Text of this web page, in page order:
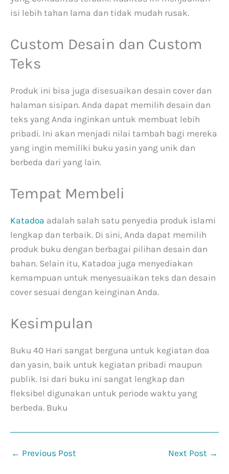
isi lebih tahan lama dan tidak mudah rusak.
Custom Desain dan Custom
Teks
Produk ini bisa juga disesuaikan desain cover dan
halaman sisipan. Anda dapat memilih desain dan
teks yang Anda inginkan untuk membuat lebih
pribadi. Ini akan menjadi nilai tambah bagi mereka
yang ingin memiliki buku yasin yang unik dan
berbeda dari yang lain.
Tempat Membeli
Katadoa adalah salah satu penyedia produk islami
lengkap dan terbaik. Di sini, Anda dapat memilih
produk buku dengan berbagai pilihan desain dan
bahan. Selain itu, Katadoa juga menyediakan
kemampuan untuk menyesuaikan teks dan desain
cover sesuai dengan keinginan Anda.
Kesimpulan
Buku 40 Hari sangat berguna untuk kegiatan doa
dan yasin, baik untuk kegiatan pribadi maupun
publik. Isi dari buku ini sangat lengkap dan
fleksibel digunakan untuk periode waktu yang
berbeda. Buku
← Previous Post Next Post →